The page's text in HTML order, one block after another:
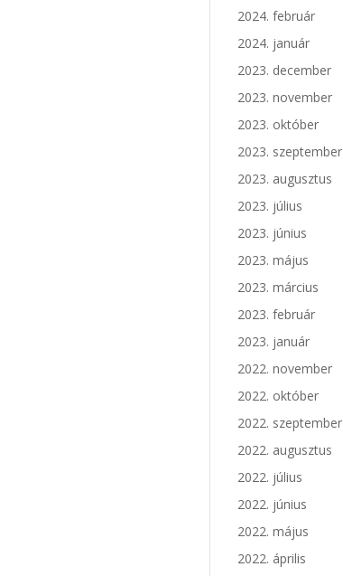
2024. február
2024. január
2023. december
2023. november
2023. október
2023. szeptember
2023. augusztus
2023. július
2023. június
2023. május
2023. március
2023. február
2023. január
2022. november
2022. október
2022. szeptember
2022. augusztus
2022. július
2022. június
2022. május
2022. április